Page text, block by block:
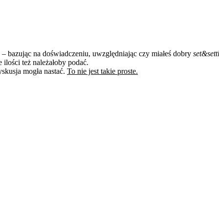
bazując na doświadczeniu, uwzględniając czy miałeś dobry
też należałoby podać.
mogła nastać. To nie jest takie proste.